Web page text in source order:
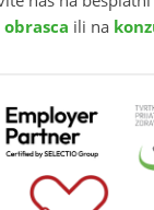
obrasca ili na